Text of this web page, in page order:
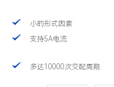
小的形式因素
支持5A电流
多达10000次交配周期